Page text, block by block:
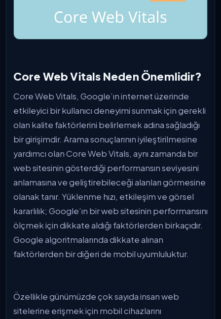
Core Web Vitals Neden Önemlidir?
Core Web Vitals, Google’ın internet üzerinde
etkileyici bir kullanıcı deneyimi sunmak için gerekli
olan kalite faktörlerini belirlemek adına sağladığı
bir girişimdir. Arama sonuçlarının iyileştirilmesine
yardımcı olan Core Web Vitals, aynı zamanda bir
web sitesinin gösterdiği performansın seviyesini
anlamasına ve geliştirebileceği alanları görmesine
olanak tanır. Yüklenme hızı, etkileşim ve görsel
kararlılık; Google’ın bir web sitesinin performansını
ölçmek için dikkate aldığı faktörlerden birkaçıdır.
Google algoritmalarında dikkate alınan
faktörlerden bir diğeri de mobil uyumluluktur.
Özellikle günümüzde çok sayıda insan web
sitelerine erişmek için mobil cihazlarını